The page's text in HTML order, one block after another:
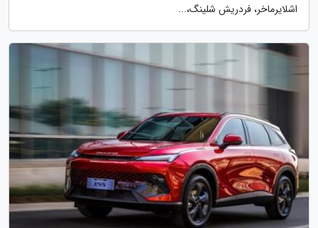
اشلایرماخر، فردریش شلینگ،...